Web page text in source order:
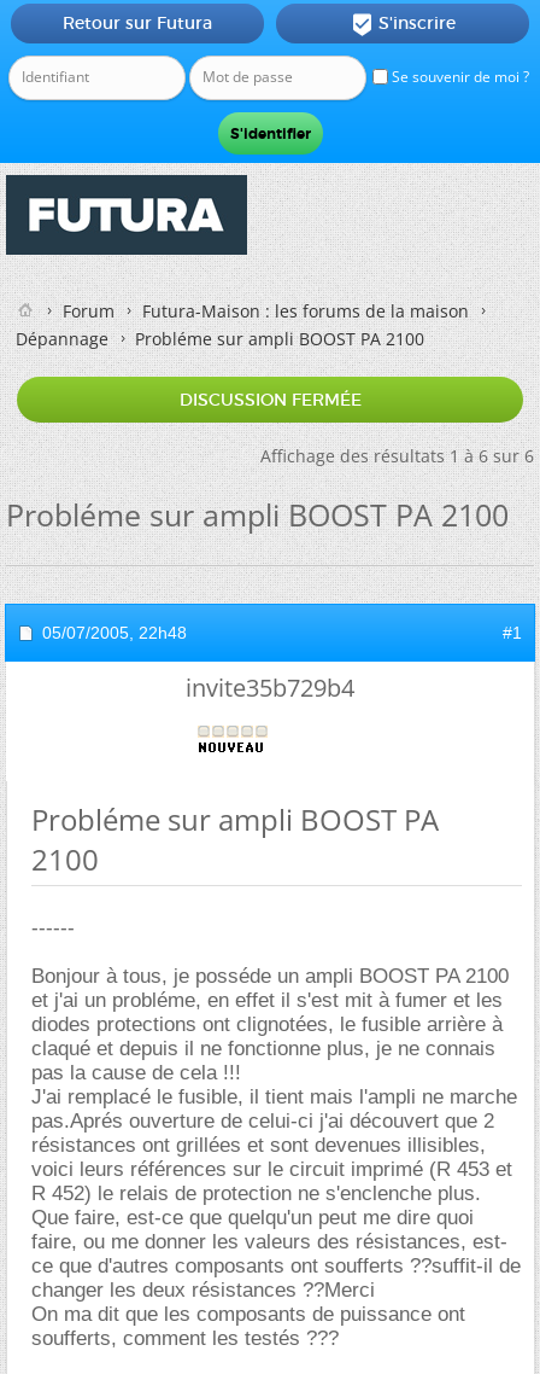
Se souvenir de moi ?
Retour sur Futura  S'inscrire
Forum
Futura-Maison : les forums de la maison
Dépannage
Probléme sur ampli BOOST PA 2100
DISCUSSION FERMÉE
Affichage des résultats 1 à 6 sur 6
Probléme sur ampli BOOST PA 2100
05/07/2005, 22h48 #1
invite35b729b4
Probléme sur ampli BOOST PA
2100
------
Bonjour à tous, je posséde un ampli BOOST PA 2100
et j'ai un probléme, en effet il s'est mit à fumer et les
diodes protections ont clignotées, le fusible arrière à
claqué et depuis il ne fonctionne plus, je ne connais
pas la cause de cela !!!
J'ai remplacé le fusible, il tient mais l'ampli ne marche
pas.Aprés ouverture de celui-ci j'ai découvert que 2
résistances ont grillées et sont devenues illisibles,
voici leurs références sur le circuit imprimé (R 453 et
R 452) le relais de protection ne s'enclenche plus.
Que faire, est-ce que quelqu'un peut me dire quoi
faire, ou me donner les valeurs des résistances, est-
ce que d'autres composants ont soufferts ??suffit-il de
changer les deux résistances ??Merci
On ma dit que les composants de puissance ont
soufferts, comment les testés ???